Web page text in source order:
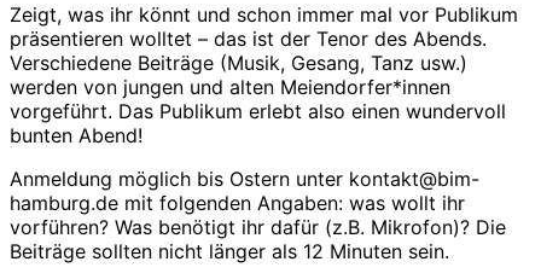
Zeigt, was ihr könnt und schon immer mal vor Publikum
präsentieren wolltet – das ist der Tenor des Abends.
Verschiedene Beiträge (Musik, Gesang, Tanz usw.)
werden von jungen und alten Meiendorfer*innen
vorgeführt. Das Publikum erlebt also einen wundervoll
bunten Abend!
Anmeldung möglich bis Ostern unter kontakt@bim-
hamburg.de mit folgenden Angaben: was wollt ihr
vorführen? Was benötigt ihr dafür (z.B. Mikrofon)? Die
Beiträge sollten nicht länger als 12 Minuten sein.